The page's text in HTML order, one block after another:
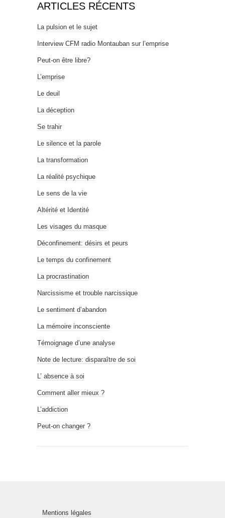
ARTICLES RÉCENTS
La pulsion et le sujet
Interview CFM radio Montauban sur l’emprise
Peut-on être libre?
L’emprise
Le deuil
La déception
Se trahir
Le silence et la parole
La transformation
La réalité psychique
Le sens de la vie
Altérité et Identité
Les visages du masque
Déconfinement: désirs et peurs
Le temps du confinement
La procrastination
Narcissisme et trouble narcissique
Le sentiment d’abandon
La mémoire inconsciente
Témoignage d’une analyse
Note de lecture: disparaître de soi
L’ absence à soi
Comment aller mieux ?
L’addiction
Peut-on changer ?
Mentions légales